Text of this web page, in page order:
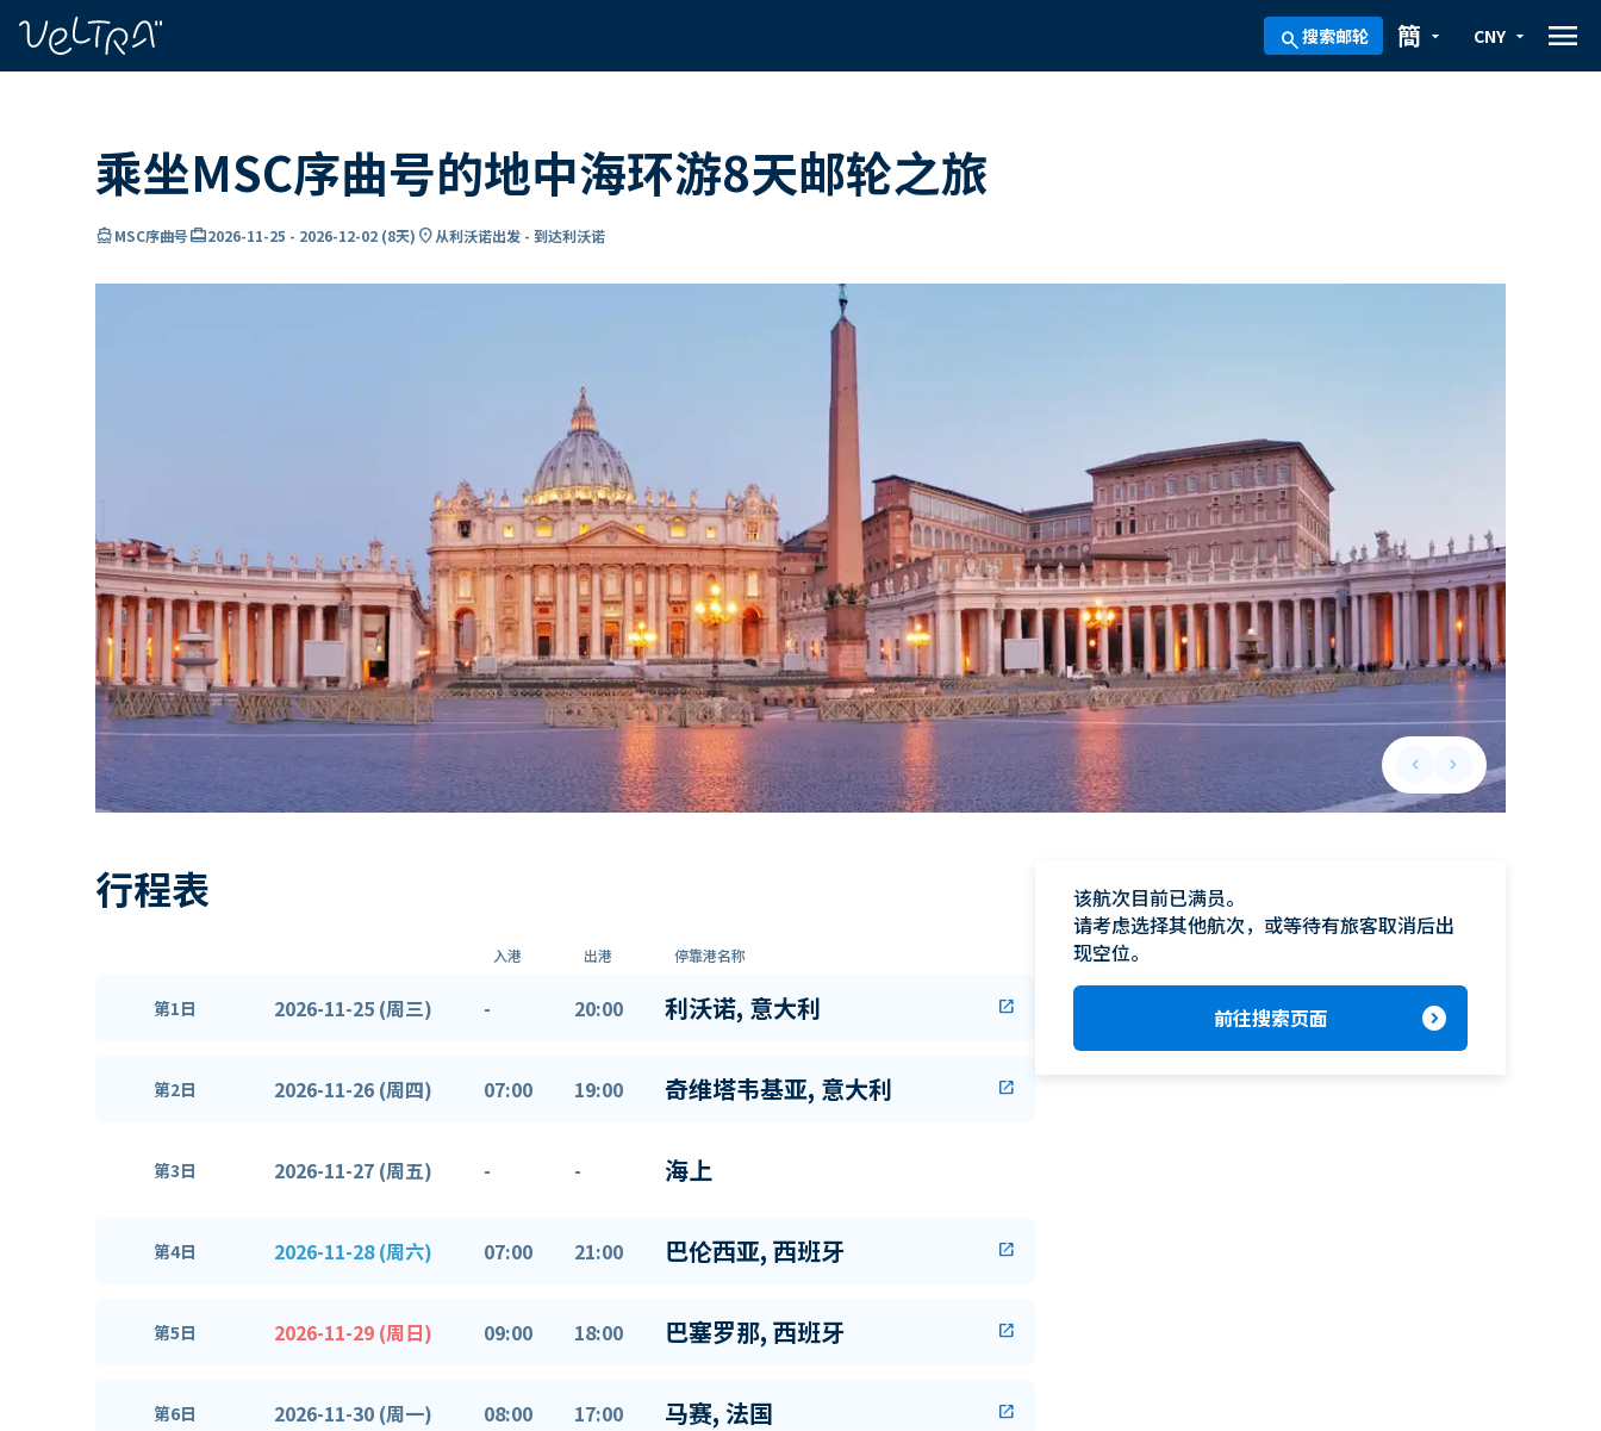
search搜索邮轮 arrow_drop_down
簡 arrow_drop_down
CNY menu
乘坐MSC序曲号的地中海环游8天邮轮之旅
directions_boatMSC序曲号card_travel2026-11-25 - 2026-12-02 (8天) location_on从利沃诺出发 - 到达利沃诺
keyboard_arrow_leftPrevious slide
keyboard_arrow_rightNext slide
行程表
入港 出港 停靠港名称
第1日 2026-11-25 (周三) - 20:00 利沃诺, 意大利 open_in_new
第2日 2026-11-26 (周四) 07:00 19:00 奇维塔韦基亚, 意大利 open_in_new
第3日 2026-11-27 (周五) - - 海上
第4日 2026-11-28 (周六) 07:00 21:00 巴伦西亚, 西班牙 open_in_new
第5日 2026-11-29 (周日) 09:00 18:00 巴塞罗那, 西班牙 open_in_new
第6日 2026-11-30 (周一) 08:00 17:00 马赛, 法国 open_in_new
该航次目前已满员。
请考虑选择其他航次，或等待有旅客取消后出
现空位。
前往搜索页面 expand_circle_right